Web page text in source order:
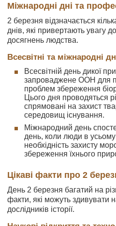
Міжнародні дні та
2 березня відзначається
днів, які привертають увагу
досягнень людства.
Всесвітні та міжнародні
Всесвітній день дикої
запроваджене ООН для
проблем збереження
Цього дня проводяться
спрямовані на захист
середовищ існування.
Міжнародний день
день, коли люди в усьому
необхідність захисту
збереження їхнього
Цікаві факти про 2
День 2 березня багатий на
факти, які можуть здивувати
дослідників історії.